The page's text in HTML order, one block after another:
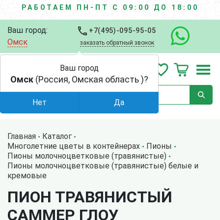
РАБОТАЕМ ПН-ПТ С 09:00 ДО 18:00
Ваш город:
Омск
+7(495)-095-95-05
заказать обратный звонок
Главная
Каталог
Многолетние цветы в контейнерах
Пионы
Пионы молочноцветковые (травянистые)
Пионы молочноцветковые (травянистые) белые и
кремовые
ПИОН ТРАВЯНИСТЫЙ
САММЕР ГЛОУ
Ваш город
Омск (Россия, Омская область )?
Нет Да